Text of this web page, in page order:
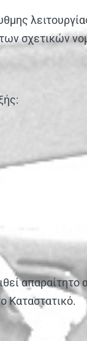
σχετικών
απαραίτητο
Καταστατικό.